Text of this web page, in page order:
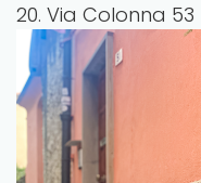
20. Via Colonna 53